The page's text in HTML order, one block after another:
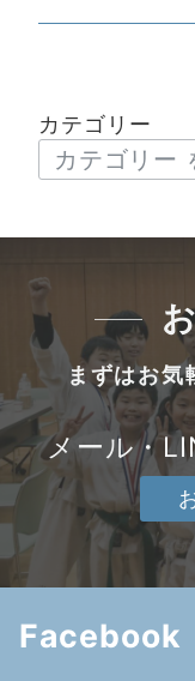
カテゴリー
まずはお気
メール・
Facebook